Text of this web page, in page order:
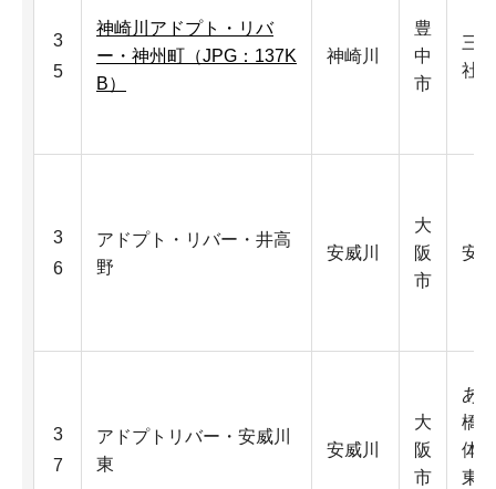
3
5
神崎川アドプト・リバ
ー・神州町（JPG：137K
B）
神崎川
豊
中
市
三
社
3
6
アドプト・リバー・井高
野
安威川
大
阪
市
安
3
7
アドプトリバー・安威川
東
安威川
大
阪
市
あ
橋
体
東